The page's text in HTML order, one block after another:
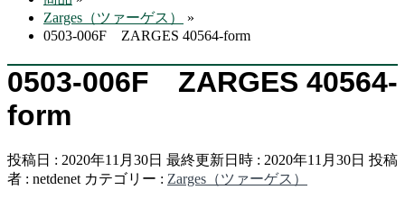
Zarges（ツァーゲス）
»
0503-006F ZARGES 40564-form
0503-006F ZARGES 40564-
form
投稿日 : 2020年11月30日 最終更新日時 : 2020年11月30日 投稿
者 : netdenet カテゴリー : Zarges（ツァーゲス）